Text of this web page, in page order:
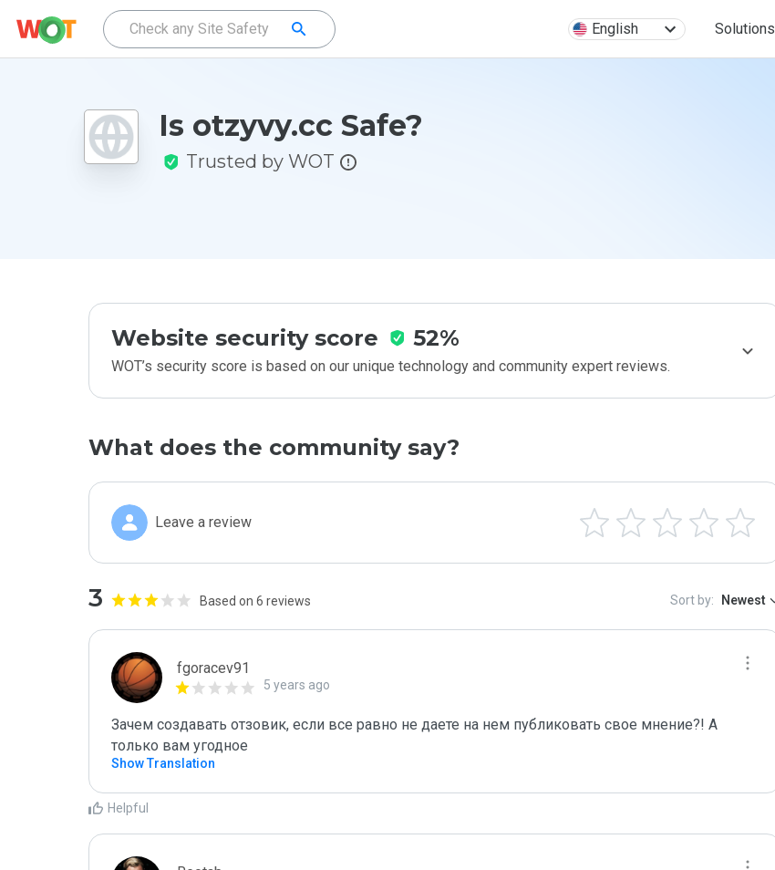
English Solutions
Is otzyvy.cc Safe?
Trusted by WOT
Website security score 52%
WOT’s security score is based on our unique technology and community expert reviews.
What does the community say?
Leave a review
3 Based on 6 reviews Sort by: Newest
fgoracev91
5 years ago
Зачем создавать отзовик, если все равно не даете на нем публиковать свое мнение?! А
только вам угодное
Show Translation
Helpful